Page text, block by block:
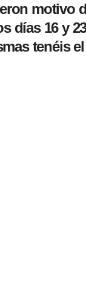
motivo
días 16 y
tenéis